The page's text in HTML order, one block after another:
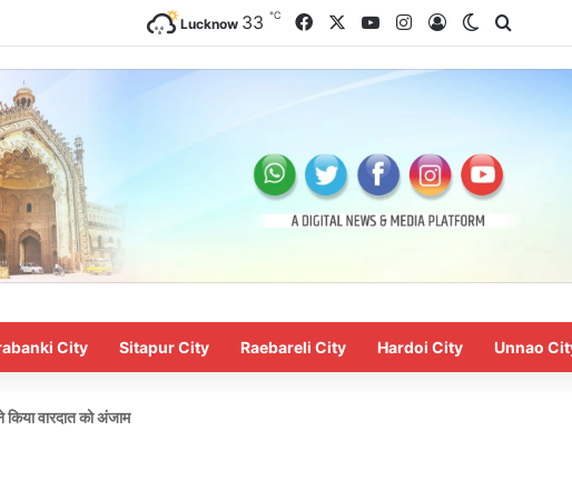
Lucknow 33 ℃ FacebookYouTubeInstagram
Log InSwitch skin
City Sitapur City Raebareli City Hardoi City Unnao
वारदात को अंजाम